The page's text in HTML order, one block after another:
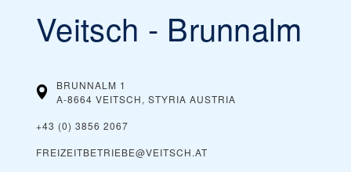
Veitsch - Brunnalm
BRUNNALM 1
A-8664 VEITSCH, STYRIA AUSTRIA
+43 (0) 3856 2067
FREIZEITBETRIEBE@VEITSCH.AT